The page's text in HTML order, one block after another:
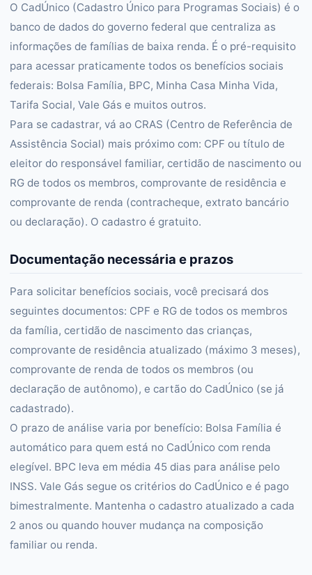
O CadÚnico (Cadastro Único para Programas Sociais) é o
banco de dados do governo federal que centraliza as
informações de famílias de baixa renda. É o pré-requisito
para acessar praticamente todos os benefícios sociais
federais: Bolsa Família, BPC, Minha Casa Minha Vida,
Tarifa Social, Vale Gás e muitos outros.
Para se cadastrar, vá ao CRAS (Centro de Referência de
Assistência Social) mais próximo com: CPF ou título de
eleitor do responsável familiar, certidão de nascimento ou
RG de todos os membros, comprovante de residência e
comprovante de renda (contracheque, extrato bancário
ou declaração). O cadastro é gratuito.
Documentação necessária e prazos
Para solicitar benefícios sociais, você precisará dos
seguintes documentos: CPF e RG de todos os membros
da família, certidão de nascimento das crianças,
comprovante de residência atualizado (máximo 3 meses),
comprovante de renda de todos os membros (ou
declaração de autônomo), e cartão do CadÚnico (se já
cadastrado).
O prazo de análise varia por benefício: Bolsa Família é
automático para quem está no CadÚnico com renda
elegível. BPC leva em média 45 dias para análise pelo
INSS. Vale Gás segue os critérios do CadÚnico e é pago
bimestralmente. Mantenha o cadastro atualizado a cada
2 anos ou quando houver mudança na composição
familiar ou renda.